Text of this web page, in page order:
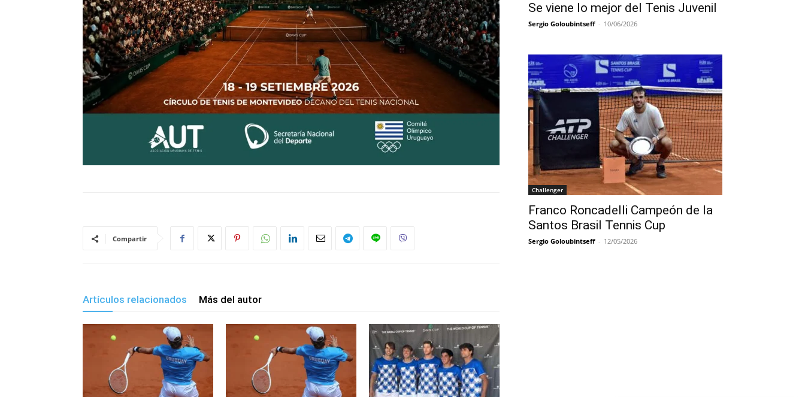
Compartir
Artículos relacionados Más del autor
Se viene lo mejor del Tenis Juvenil
Sergio Goloubintseff - 10/06/2026
Challenger
Franco Roncadelli Campeón de la
Santos Brasil Tennis Cup
Sergio Goloubintseff - 12/05/2026